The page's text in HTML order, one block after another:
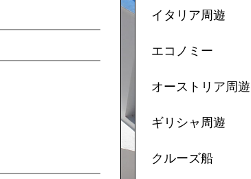
イタリア周遊
エコノミー
オーストリア周遊
ギリシャ周遊
クルーズ船